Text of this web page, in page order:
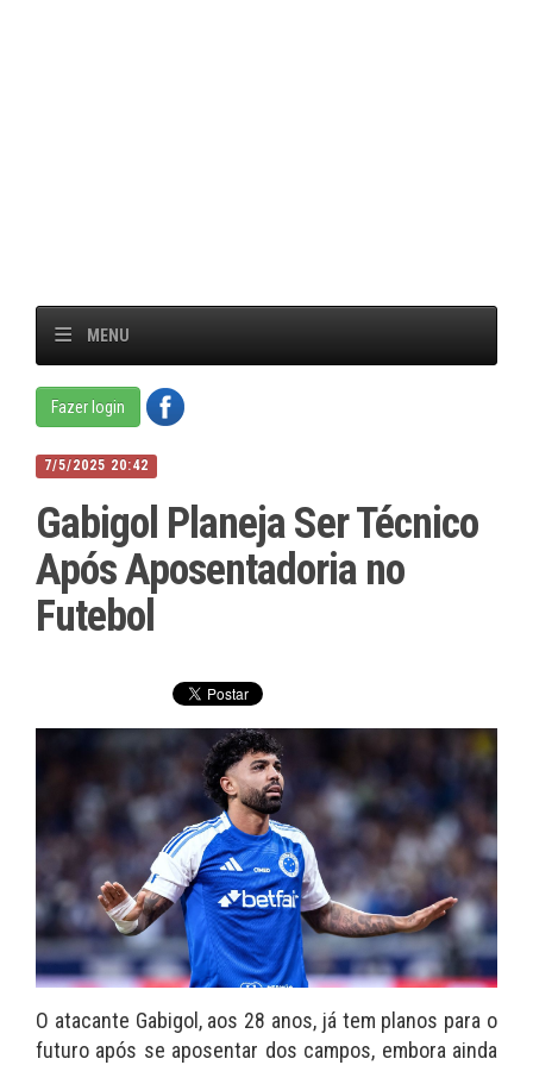
MENU
Fazer login
7/5/2025 20:42
Gabigol Planeja Ser Técnico
Após Aposentadoria no
Futebol
O atacante Gabigol, aos 28 anos, já tem planos para o
futuro após se aposentar dos campos, embora ainda